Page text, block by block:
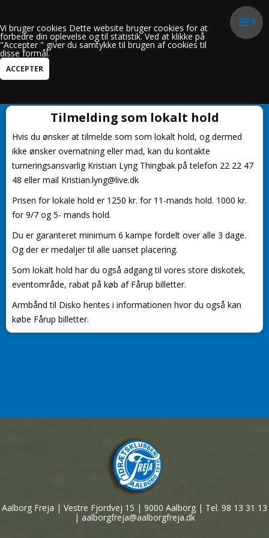
Tilmelding som lokalt hold
Hvis du ønsker at tilmelde som som lokalt hold, og dermed
ikke ønsker overnatning eller mad, kan du kontakte
turneringsansvarlig Kristian Lyng Thingbak på telefon 22 22 47
48 eller mail Kristian.lyng@live.dk
Prisen for lokale hold er 1250 kr. for 11-mands hold. 1000 kr.
for 9/7 og 5- mands hold.
Du er garanteret minimum 6 kampe fordelt over alle 3 dage.
Og der er medaljer til alle uanset placering.
Som lokalt hold har du også adgang til vores store diskotek,
eventområde, rabat på køb af Fårup billetter.
Armbånd til Disko hentes i informationen hvor du også kan
købe Fårup billetter.
Aalborg Freja | Vestre Fjordvej 15 | 9000 Aalborg | Tel. 98 13 31 13
| aalborgfreja@aalborgfreja.dk
Vi bruger cookies Dette website bruger cookies for at
forbedre din oplevelse og til statistik. Ved at klikke på
"Accepter " giver du samtykke til brugen af cookies til
disse formål.